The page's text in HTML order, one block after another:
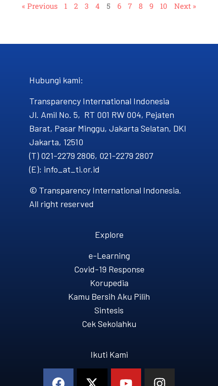
« Previous 1 2 3 4 5 6 7 8 9 10 Next »
Hubungi kami​:
Transparency International Indonesia
Jl. Amil No. 5, RT 001 RW 004, Pejaten
Barat, Pasar Minggu, Jakarta Selatan, DKI
Jakarta, 12510
(T) 021-2279 2806, 021-2279 2807
(E): info_at_ti.or.id
© Transparency International Indonesia.
All right reserved
Explore
e-Learning
Covid-19 Response
Korupedia
Kamu Bersih Aku Pilih
Sintesis
Cek Sekolahku
Ikuti Kami